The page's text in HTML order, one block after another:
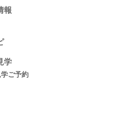
報
学
ご予約